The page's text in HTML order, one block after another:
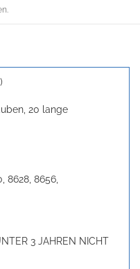
20 lange
8628, 8656,
3 JAHREN NICHT